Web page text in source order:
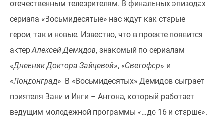
отечественным телезрителям. В финальных эпизодах
сериала «Восьмидесятые» нас ждут как старые
герои, так и новые. Известно, что в проекте появится
актерАлексей Демидов, знакомый по сериалам
«Дневник Доктора Зайцевой», «Светофор» и
«Лондонград». В «Восьмидесятых» Демидов сыграет
приятеля Вани и Инги – Антона, который работает
ведущим молодежной программы «…до 16 и старше».